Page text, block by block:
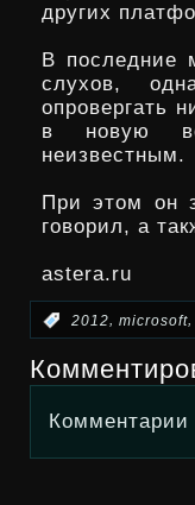
других
В последние
слухов,
опровергать
в новую
неизвестным.
При этом он
говорил, а
astera.ru
2012, microsoft,
Комментарии